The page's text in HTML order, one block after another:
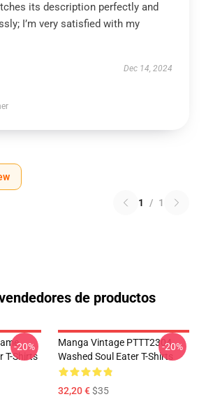
its description perfectly and
I’m very satisfied with my
Dec 14, 2024
1 / 1
de productos
T-Shirts
-20%
Manga Vintage PTTT2304
Washed Soul Eater T-Shirts
32,20 €$35
-20%